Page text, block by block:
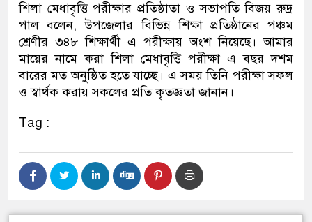
শিলা মেধাবৃত্তি পরীক্ষার প্রতিষ্ঠাতা ও সভাপতি বিজয় রুদ্র
পাল বলেন, উপজেলার বিভিন্ন শিক্ষা প্রতিষ্ঠানের পঞ্চম
শ্রেণীর ৩৪৮ শিক্ষার্থী এ পরীক্ষায় অংশ নিয়েছে। আমার
মায়ের নামে করা শিলা মেধাবৃত্তি পরীক্ষা এ বছর দশম
বারের মত অনুষ্ঠিত হতে যাচ্ছে। এ সময় তিনি পরীক্ষা সফল
ও স্বার্থক করায় সকলের প্রতি কৃতজ্ঞতা জানান।
Tag :